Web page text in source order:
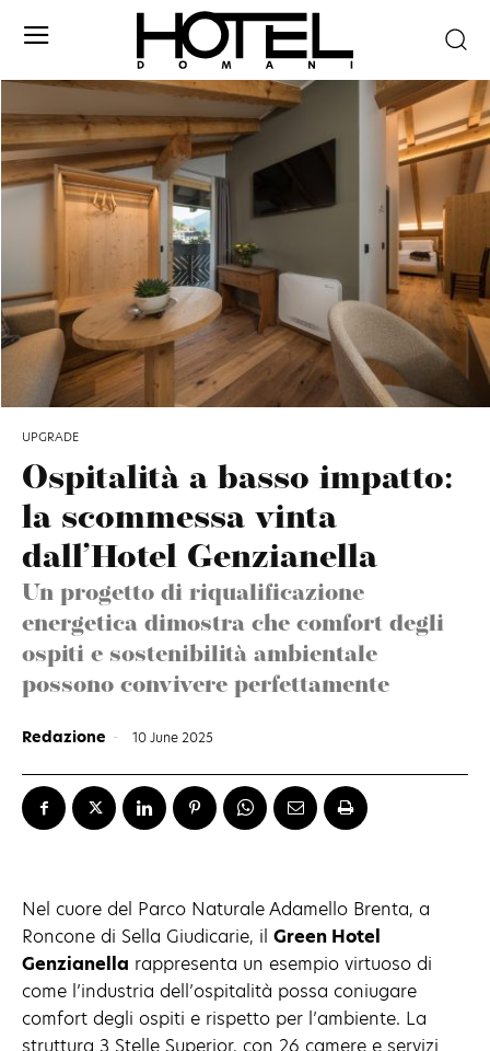
UPGRADE
Ospitalità a basso impatto:
la scommessa vinta
dall’Hotel Genzianella
Un progetto di riqualificazione
energetica dimostra che comfort degli
ospiti e sostenibilità ambientale
possono convivere perfettamente
Redazione - 10 June 2025
Nel cuore del Parco Naturale Adamello Brenta, a
Roncone di Sella Giudicarie, il Green Hotel
Genzianella rappresenta un esempio virtuoso di
come l’industria dell’ospitalità possa coniugare
comfort degli ospiti e rispetto per l’ambiente. La